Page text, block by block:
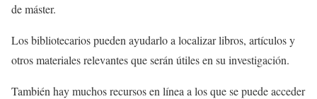
de máster.
Los bibliotecarios pueden ayudarlo a localizar libros, artículos y
otros materiales relevantes que serán útiles en su investigación.
También hay muchos recursos en línea a los que se puede acceder